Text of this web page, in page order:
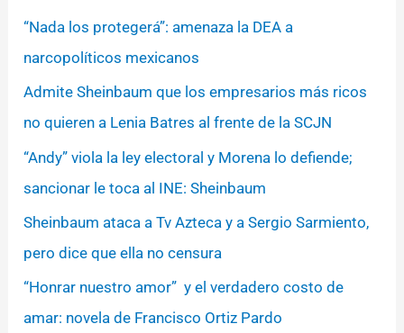
“Nada los protegerá”: amenaza la DEA a
narcopolíticos mexicanos
Admite Sheinbaum que los empresarios más ricos
no quieren a Lenia Batres al frente de la SCJN
“Andy” viola la ley electoral y Morena lo defiende;
sancionar le toca al INE: Sheinbaum
Sheinbaum ataca a Tv Azteca y a Sergio Sarmiento,
pero dice que ella no censura
“Honrar nuestro amor” y el verdadero costo de
amar: novela de Francisco Ortiz Pardo